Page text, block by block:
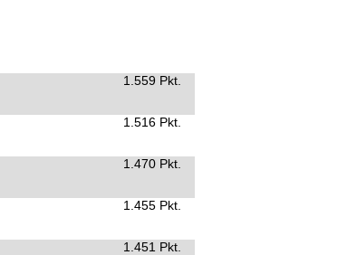
1.559 Pkt.
1.516 Pkt.
1.470 Pkt.
1.455 Pkt.
1.451 Pkt.